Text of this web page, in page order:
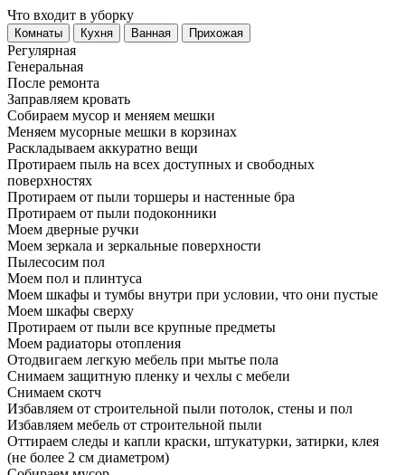
Что входит в уборку
Регу­лярная
Гене­ральная
После ремонта
Заправляем кровать
Собираем мусор и меняем мешки
Меняем мусорные мешки в корзинах
Раскладываем аккуратно вещи
Протираем пыль на всех доступных и свободных
поверхностях
Протираем от пыли торшеры и настенные бра
Протираем от пыли подоконники
Моем дверные ручки
Моем зеркала и зеркальные поверхности
Пылесосим пол
Моем пол и плинтуса
Моем шкафы и тумбы внутри при условии, что они пустые
Моем шкафы сверху
Протираем от пыли все крупные предметы
Моем радиаторы отопления
Отодвигаем легкую мебель при мытье пола
Снимаем защитную пленку и чехлы с мебели
Снимаем скотч
Избавляем от строительной пыли потолок, стены и пол
Избавляем мебель от строительной пыли
Оттираем следы и капли краски, штукатурки, затирки, клея
(не более 2 см диаметром)